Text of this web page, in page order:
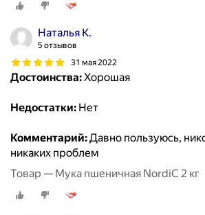
Наталья К.
5 отзывов
31 мая 2022
Достоинства:Хорошая
Недостатки: Нет
Комментарий:Давно пользуюсь,
никаких проблем
Товар — Мука пшеничная NordiC 2 кг